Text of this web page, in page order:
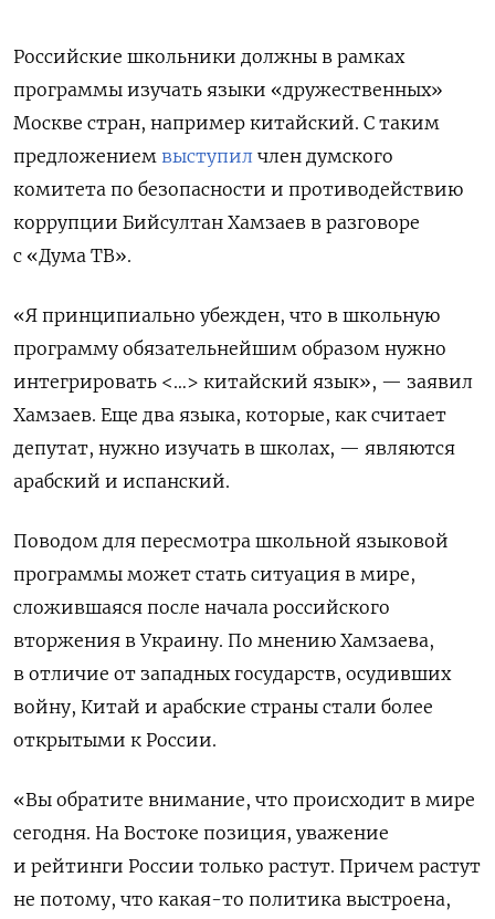
Российские школьники должны в рамках
программы изучать языки «дружественных»
Москве стран, например китайский. С таким
предложением выступил член думского
комитета по безопасности и противодействию
коррупции Бийсултан Хамзаев в разговоре
с «Дума ТВ».
«Я принципиально убежден, что в школьную
программу обязательнейшим образом нужно
интегрировать <…> китайский язык», — заявил
Хамзаев. Еще два языка, которые, как считает
депутат, нужно изучать в школах, — являются
арабский и испанский.
Поводом для пересмотра школьной языковой
программы может стать ситуация в мире,
сложившаяся после начала российского
вторжения в Украину. По мнению Хамзаева,
в отличие от западных государств, осудивших
войну, Китай и арабские страны стали более
открытыми к России.
«Вы обратите внимание, что происходит в мире
сегодня. На Востоке позиция, уважение
и рейтинги России только растут. Причем растут
не потому, что какая-то политика выстроена,